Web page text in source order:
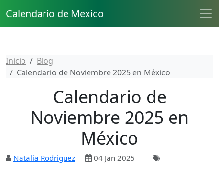
Calendario de Mexico
Inicio
Blog
Calendario de Noviembre 2025 en México
Calendario de
Noviembre 2025 en
México
Natalia Rodriguez 04 Jan 2025